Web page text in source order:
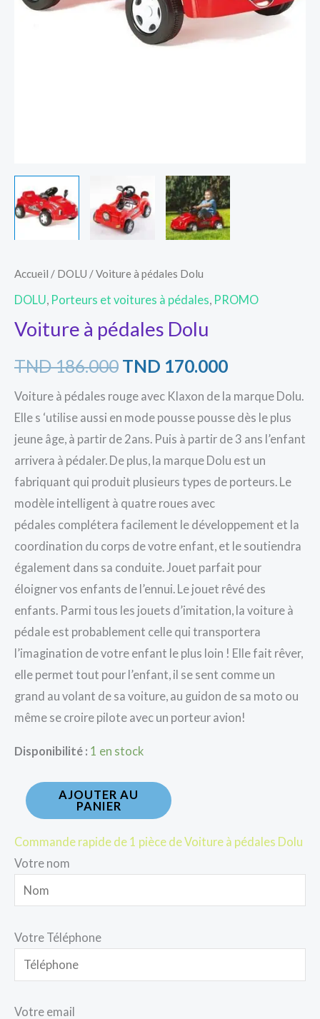
Accueil / DOLU / Voiture à pédales Dolu
DOLU, Porteurs et voitures à pédales, PROMO
Voiture à pédales Dolu
TND186.000 TND 170.000
Voiture à pédales rouge avec Klaxon de la marque Dolu.
Elle s ‘utilise aussi en mode pousse pousse dès le plus
jeune âge, à partir de 2ans. Puis à partir de 3 ans l’enfant
arrivera à pédaler. De plus, la marque Dolu est un
fabriquant qui produit plusieurs types de porteurs. Le
modèle intelligent à quatre roues avec
pédales complétera facilement le développement et la
coordination du corps de votre enfant, et le soutiendra
également dans sa conduite. Jouet parfait pour
éloigner vos enfants de l’ennui. Le jouet rêvé des
enfants. Parmi tous les jouets d’imitation, la voiture à
pédale est probablement celle qui transportera
l’imagination de votre enfant le plus loin ! Elle fait rêver,
elle permet tout pour l’enfant, il se sent comme un
grand au volant de sa voiture, au guidon de sa moto ou
même se croire pilote avec un porteur avion!
Disponibilité : 1 en stock
AJOUTER AU
PANIER
Commande rapide de 1 pièce de Voiture à pédales Dolu
Votre nom
Votre Téléphone
Votre email